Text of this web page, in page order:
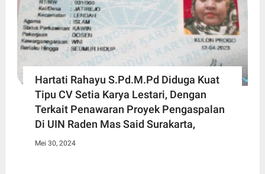
Hartati Rahayu S.Pd.M.Pd Diduga Kuat
Tipu CV Setia Karya Lestari, Dengan
Terkait Penawaran Proyek Pengaspalan
Di UIN Raden Mas Said Surakarta,
Mei 30, 2024